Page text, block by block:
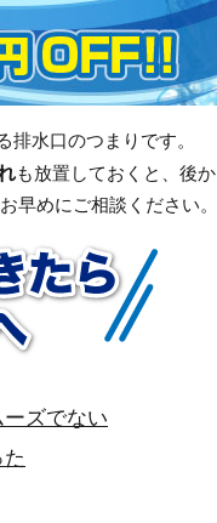
水口のつまりです。
も放置しておくと、後か
早めにご相談ください。
ズでない